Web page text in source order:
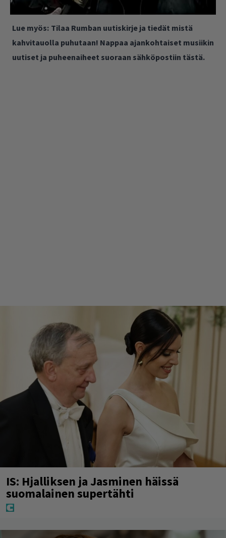
Lue myös: Tilaa Rumban uutiskirje ja tiedät mistä
kahvitauolla puhutaan! Nappaa ajankohtaiset musiikin
uutiset ja puheenaiheet suoraan sähköpostiin tästä.
IS: Hjalliksen ja Jasminen häissä
suomalainen supertähti